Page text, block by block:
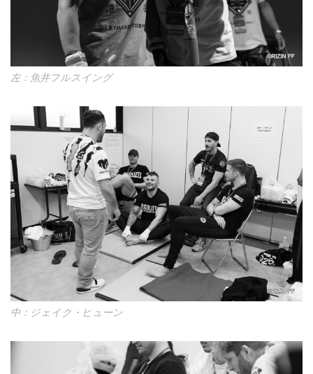
左：魚井フルスイング
中：ジェイク・ヒューン